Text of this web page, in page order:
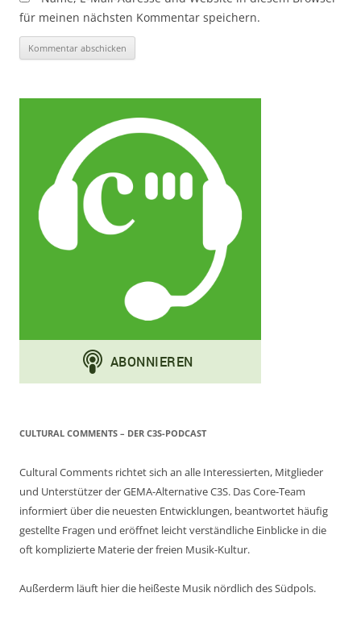
für meinen nächsten Kommentar speichern.
CULTURAL COMMENTS – DER C3S-PODCAST
Cultural Comments richtet sich an alle Interessierten, Mitglieder
und Unterstützer der GEMA-Alternative C3S. Das Core-Team
informiert über die neuesten Entwicklungen, beantwortet häufig
gestellte Fragen und eröffnet leicht verständliche Einblicke in die
oft komplizierte Materie der freien Musik-Kultur.
Außerderm läuft hier die heißeste Musik nördlich des Südpols.